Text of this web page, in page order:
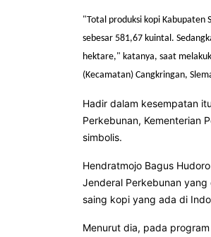
"Total produksi kopi Kabupaten
sebesar 581,67 kuintal.
hektare," katanya, saat
(Kecamatan) Cangkringan,
Hadir dalam kesempatan itu
Perkebunan, Kementerian
simbolis.
Hendratmojo Bagus
Jenderal Perkebunan
saing kopi yang ada di
Menurut dia, pada